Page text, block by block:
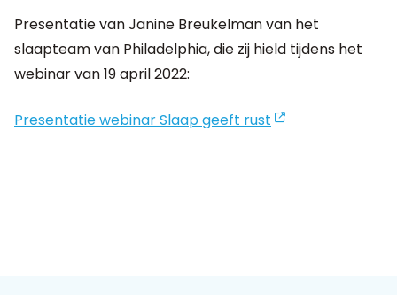
Presentatie van Janine Breukelman van het
slaapteam van Philadelphia, die zij hield tijdens het
webinar van 19 april 2022:
Presentatie webinar Slaap geeft rust